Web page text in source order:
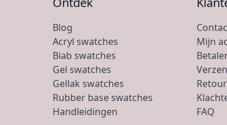
Blog
Acryl swatches
Biab swatches
Gel swatches
Gellak swatches
Rubber base swatches
Handleidingen
Mijn
FAQ